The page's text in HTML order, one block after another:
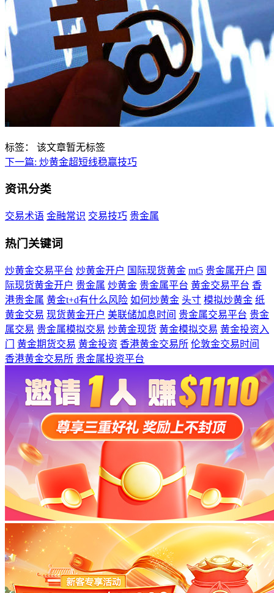
标签：
该文章暂无标签
下一篇: 炒黄金超短线稳赢技巧
资讯分类
交易术语 金融常识 交易技巧 贵金属
热门关键词
炒黄金交易平台 炒黄金开户 国际现货黄金 mt5 贵金属开户 国
际现货黄金开户 贵金属 炒黄金 贵金属平台 黄金交易平台 香
港贵金属 黄金t+d有什么风险 如何炒黄金 头寸 模拟炒黄金 纸
黄金交易 现货黄金开户 美联储加息时间 贵金属交易平台 贵金
属交易 贵金属模拟交易 炒黄金现货 黄金模拟交易 黄金投资入
门
黄金期货交易 黄金投资 香港黄金交易所 伦敦金交易时间
香港黄金交易所 贵金属投资平台